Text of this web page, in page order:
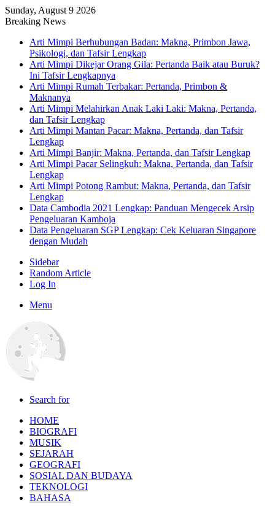
Sunday, August 9 2026
Breaking News
Arti Mimpi Berhubungan Badan: Makna, Primbon Jawa,
Psikologi, dan Tafsir Lengkap
Arti Mimpi Dikejar Orang Gila: Pertanda Baik atau Buruk?
Ini Tafsir Lengkapnya
Arti Mimpi Rumah Terbakar: Pertanda, Primbon &
Maknanya
Arti Mimpi Melahirkan Anak Laki Laki: Makna, Pertanda,
dan Tafsir Lengkap
Arti Mimpi Mantan Pacar: Makna, Pertanda, dan Tafsir
Lengkap
Arti Mimpi Banjir: Makna, Pertanda, dan Tafsir Lengkap
Arti Mimpi Pacar Selingkuh: Makna, Pertanda, dan Tafsir
Lengkap
Arti Mimpi Potong Rambut: Makna, Pertanda, dan Tafsir
Lengkap
Data Cambodia 2021 Lengkap: Panduan Mengecek Arsip
Pengeluaran Kamboja
Data Pengeluaran SGP Lengkap: Cek Keluaran Singapore
dengan Mudah
Sidebar
Random Article
Log In
Menu
Search for
HOME
BIOGRAFI
MUSIK
SEJARAH
GEOGRAFI
SOSIAL DAN BUDAYA
TEKNOLOGI
BAHASA